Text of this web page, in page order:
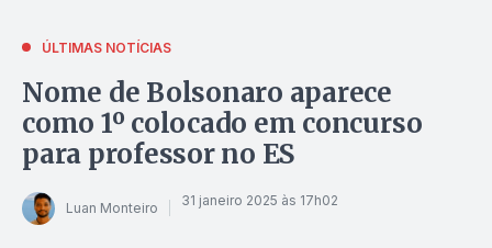
ÚLTIMAS NOTÍCIAS
Nome de Bolsonaro aparece
como 1º colocado em concurso
para professor no ES
Luan Monteiro 31 janeiro 2025 às 17h02